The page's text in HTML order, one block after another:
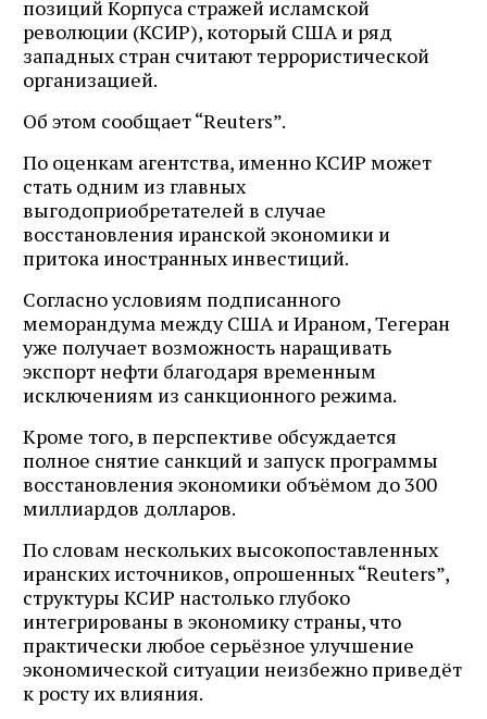
позиций Корпуса стражей исламской
революции (КСИР), который США и ряд
западных стран считают террористической
организацией.
Об этом сообщает “Reuters”.
По оценкам агентства, именно КСИР может
стать одним из главных
выгодоприобретателей в случае
восстановления иранской экономики и
притока иностранных инвестиций.
Согласно условиям подписанного
меморандума между США и Ираном, Тегеран
уже получает возможность наращивать
экспорт нефти благодаря временным
исключениям из санкционного режима.
Кроме того, в перспективе обсуждается
полное снятие санкций и запуск программы
восстановления экономики объёмом до 300
миллиардов долларов.
По словам нескольких высокопоставленных
иранских источников, опрошенных “Reuters”,
структуры КСИР настолько глубоко
интегрированы в экономику страны, что
практически любое серьёзное улучшение
экономической ситуации неизбежно приведёт
к росту их влияния.